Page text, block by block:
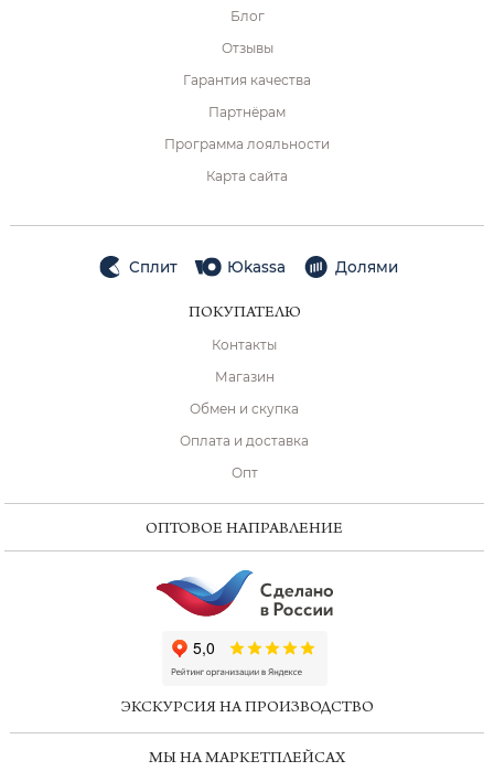
Блог
Отзывы
Гарантия качества
Партнёрам
Программа лояльности
Карта сайта
Сплит Юkassa Долями
ПОКУПАТЕЛЮ
Контакты
Магазин
Обмен и скупка
Оплата и доставка
Опт
ОПТОВОЕ НАПРАВЛЕНИЕ
ЭКСКУРСИЯ НА ПРОИЗВОДСТВО
МЫ НА МАРКЕТПЛЕЙСАХ